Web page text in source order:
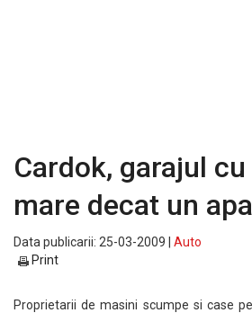
Cardok, garajul
mare decat un
Data publicarii: 25-03-2009 | Auto
Print
Proprietarii de masini scumpe si case